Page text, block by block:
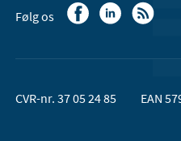
Følg os
CVR-nr. 37 05 24 85 EAN